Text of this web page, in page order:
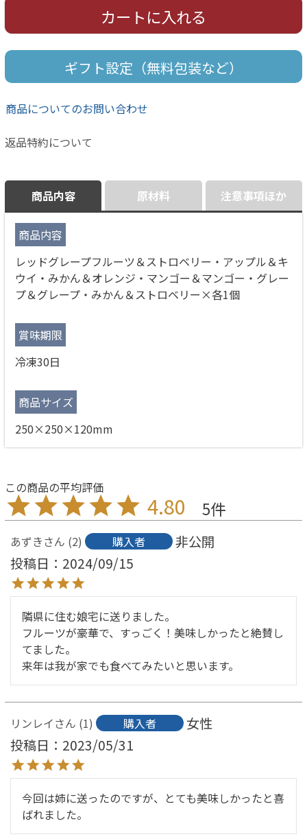
カートに入れる
ギフト設定（無料包装など）
商品についてのお問い合わせ
返品特約について
商品内容
商品内容
レッドグレープフルーツ＆ストロベリー・アップル＆キ
ウイ・みかん＆オレンジ・マンゴー＆マンゴー・グレー
プ＆グレープ・みかん＆ストロベリー×各1個
賞味期限
冷凍30日
商品サイズ
250×250×120mm
原材料 注意事項ほか
4.80 5
あずき 2 購入者
非公開
投稿日
2024/09/15
隣県に住む娘宅に送りました。
フルーツが豪華で、すっごく！美味しかったと絶賛し
てました。
来年は我が家でも食べてみたいと思います。
リンレイ 1 購入者
女性
投稿日
2023/05/31
今回は姉に送ったのですが、とても美味しかったと喜
ばれました。